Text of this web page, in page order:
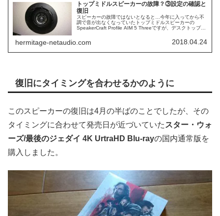
トップミドルスピーカーの故障？③設定の確認と
復旧
スピーカーの故障ではないとなると…今年に入ってから不
調で音が出なくなっていたトップミドルスピーカーの
SpeakerCraft Profile AIM 5 Threeですが、デスクトップオ
hermitage-netaudio.com 2018.04.24
復旧にタイミングを合わせるかのように
このスピーカーの復旧は4月の半ばのことでしたが、その
タイミングに合わせて発売日が近づいていた スター・ウォ
ーズ/最後のジェダイ 4K UrtraHD Blu-rayの国内通常版を
購入しました。